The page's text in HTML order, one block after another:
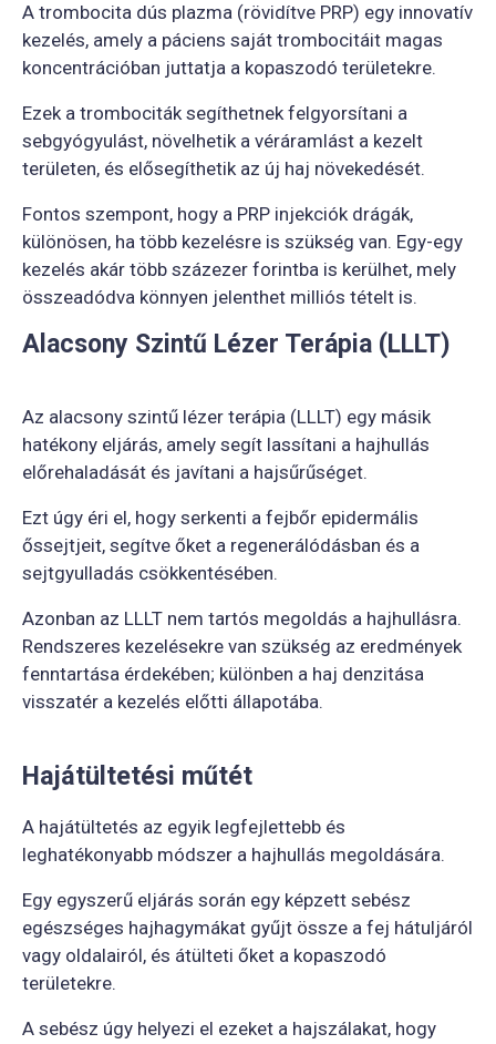
A trombocita dús plazma (rövidítve PRP) egy innovatív
kezelés, amely a páciens saját trombocitáit magas
koncentrációban juttatja a kopaszodó területekre.
Ezek a trombociták segíthetnek felgyorsítani a
sebgyógyulást, növelhetik a véráramlást a kezelt
területen, és elősegíthetik az új haj növekedését.
Fontos szempont, hogy a PRP injekciók drágák,
különösen, ha több kezelésre is szükség van. Egy-egy
kezelés akár több százezer forintba is kerülhet, mely
összeadódva könnyen jelenthet milliós tételt is.
Alacsony Szintű Lézer Terápia (LLLT)
Az alacsony szintű lézer terápia (LLLT) egy másik
hatékony eljárás, amely segít lassítani a hajhullás
előrehaladását és javítani a hajsűrűséget.
Ezt úgy éri el, hogy serkenti a fejbőr epidermális
őssejtjeit, segítve őket a regenerálódásban és a
sejtgyulladás csökkentésében.
Azonban az LLLT nem tartós megoldás a hajhullásra.
Rendszeres kezelésekre van szükség az eredmények
fenntartása érdekében; különben a haj denzitása
visszatér a kezelés előtti állapotába.
Hajátültetési műtét
A hajátültetés az egyik legfejlettebb és
leghatékonyabb módszer a hajhullás megoldására.
Egy egyszerű eljárás során egy képzett sebész
egészséges hajhagymákat gyűjt össze a fej hátuljáról
vagy oldalairól, és átülteti őket a kopaszodó
területekre.
A sebész úgy helyezi el ezeket a hajszálakat, hogy